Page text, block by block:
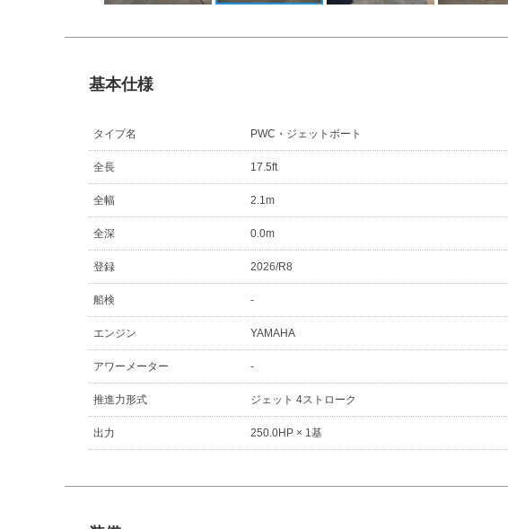
基本仕様
タイプ名 PWC・ジェットボート
全長 17.5ft
全幅 2.1m
全深 0.0m
登録 2026/R8
船検 -
エンジン YAMAHA
アワーメーター -
推進力形式 ジェット 4ストローク
出力 250.0HP × 1基